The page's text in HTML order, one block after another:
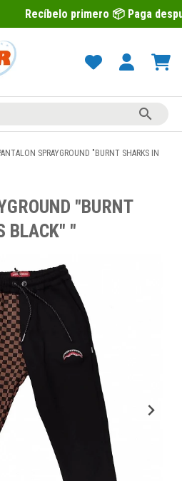
primero 📦 Paga después con

SPRAYGROUND "BURNT SHARKS IN
"BURNT
BLACK" "